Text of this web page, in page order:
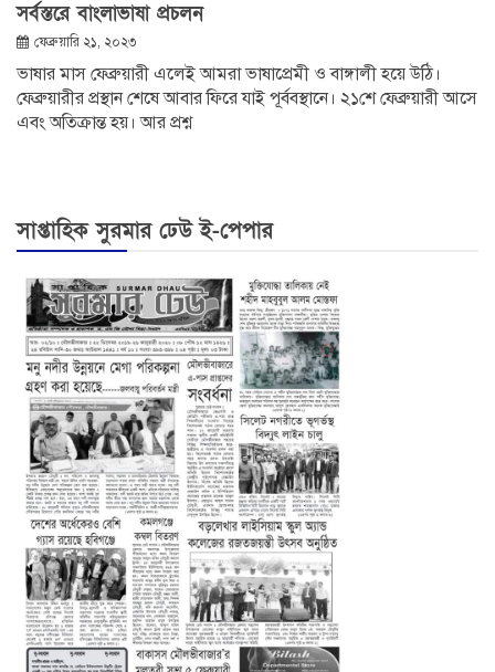
সর্বস্তরে বাংলাভাষা প্রচলন
ফেব্রুয়ারি ২১, ২০২৩
ভাষার মাস ফেব্রুয়ারী এলেই আমরা ভাষাপ্রেমী ও বাঙ্গালী হয়ে উঠি।
ফেব্রুয়ারীর প্রস্থান শেষে আবার ফিরে যাই পূর্ববস্থানে। ২১শে ফেব্রুয়ারী আসে
এবং অতিক্রান্ত হয়। আর প্রশ্ন
সাপ্তাহিক সুরমার ঢেউ ই-পেপার